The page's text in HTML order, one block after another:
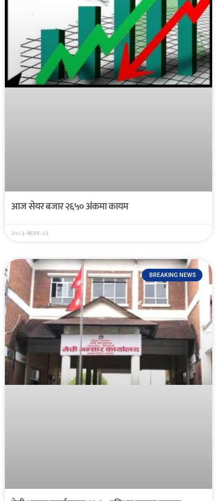
आज सेयर बजार २६५० अंकमा कायम
२०८३-साउन-२२
BREAKING NEWS